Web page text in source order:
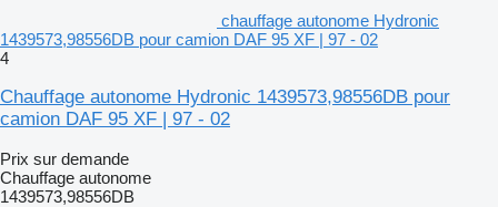
chauffage autonome Hydronic
1439573,98556DB pour camion DAF 95 XF | 97 - 02
4
Chauffage autonome Hydronic 1439573,98556DB pour
camion DAF 95 XF | 97 - 02
Prix sur demande
Chauffage autonome
1439573,98556DB